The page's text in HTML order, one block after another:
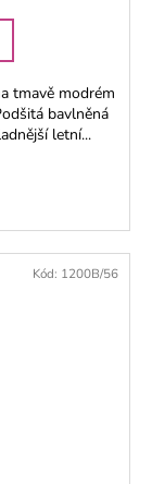
tmavě modrém
bavlněná
letní...
Kód: 1200B/56